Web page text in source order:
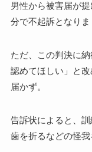
男性から被害届が
分で不起訴となりま
ただ、この判決に
認めてほしい」と
届かず。
告訴状によると、
歯を折るなどの怪我